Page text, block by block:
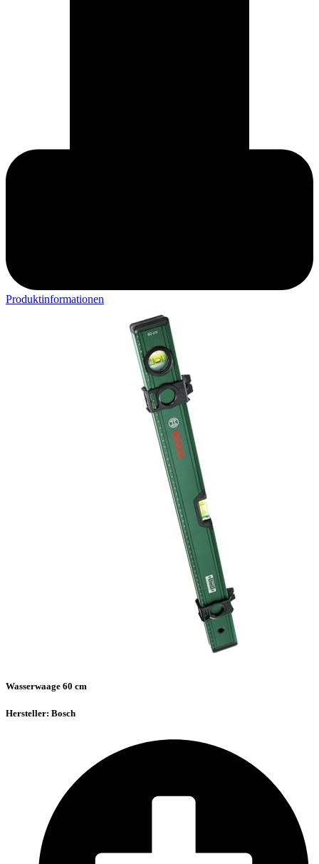
Produktinformationen
Wasserwaage 60 cm
Hersteller: Bosch